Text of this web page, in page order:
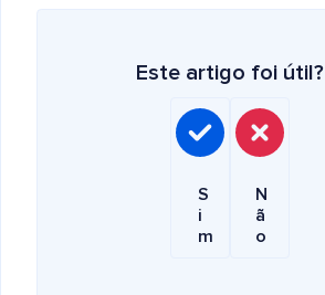
Este artigo foi útil?
S
i
m
N
ã
o